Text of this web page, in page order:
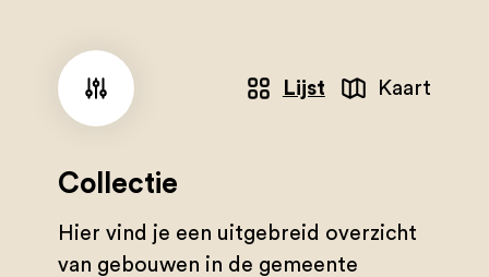
Lijst Kaart
Collectie
Hier vind je een uitgebreid overzicht
van gebouwen in de gemeente